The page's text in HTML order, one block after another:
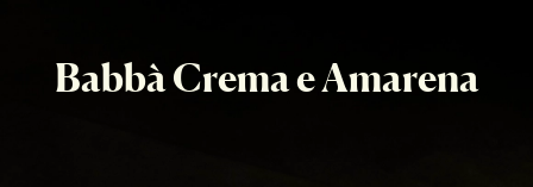
Babbà Crema e Amarena